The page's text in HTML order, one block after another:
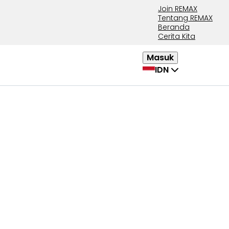
Join REMAX
Tentang REMAX
Beranda
Cerita Kita
Masuk
IDN